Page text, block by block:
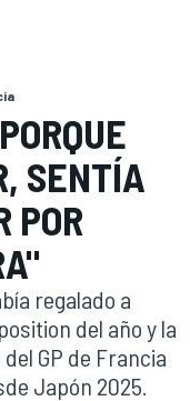
SENTÍA
POR
regalado a
del año y la
GP de Francia
Japón 2025.